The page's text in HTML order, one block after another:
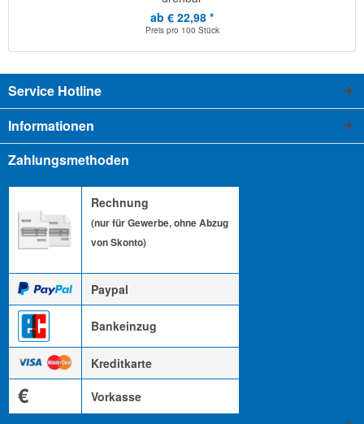
ab € 22,98 *
Preis pro 100 Stück
Service Hotline
Informationen
Zahlungsmethoden
Rechnung
(nur für Gewerbe, ohne Abzug
von Skonto)
Paypal
Bankeinzug
Kreditkarte
€ Vorkasse